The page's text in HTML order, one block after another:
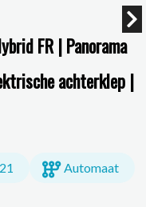
FR | Panorama
achterklep |
Automaat